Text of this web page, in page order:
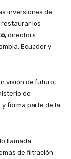
inversiones de
los
directora
Ecuador y
visión de futuro,
de
y forma parte de la
llamada
de filtración